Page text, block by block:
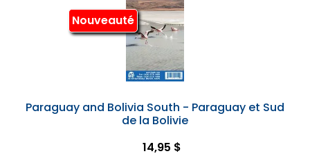
Nouveauté
Paraguay and Bolivia South - Paraguay et Sud
de la Bolivie
14,95 $